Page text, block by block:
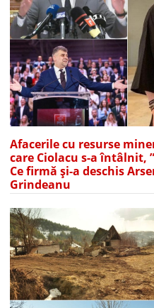
Afacerile cu resurse
care Ciolacu s-a întâlnit,
Ce firmă și-a deschis
Grindeanu